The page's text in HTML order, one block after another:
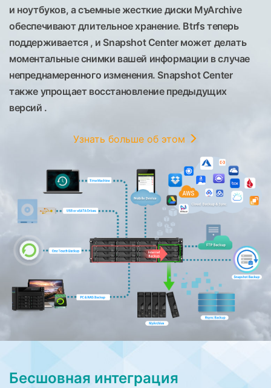
и ноутбуков, а съемные жесткие диски MyArchive
обеспечивают длительное хранение. Btrfs теперь
поддерживается , и Snapshot Center может делать
моментальные снимки вашей информации в случае
непреднамеренного изменения. Snapshot Center
также упрощает восстановление предыдущих
версий .
Узнать больше об этом
Бесшовная интеграция